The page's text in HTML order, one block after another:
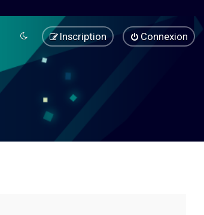
Connexion
Inscription